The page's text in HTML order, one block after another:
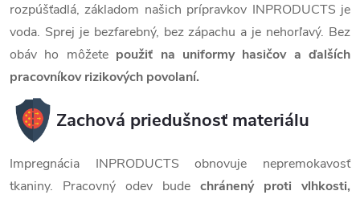
rozpúšťadlá, základom našich prípravkov INPRODUCTS je
voda. Sprej je bezfarebný, bez zápachu a je nehorľavý. Bez
obáv ho môžete použiť na uniformy hasičov a ďalších
pracovníkov rizikových povolaní.
Zachová priedušnosť materiálu
Impregnácia INPRODUCTS obnovuje nepremokavosť
tkaniny. Pracovný odev bude chránený proti vlhkosti,